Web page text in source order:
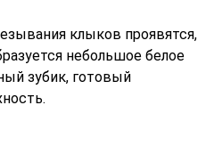
клыков проявятся,
небольшое белое
зубик, готовый